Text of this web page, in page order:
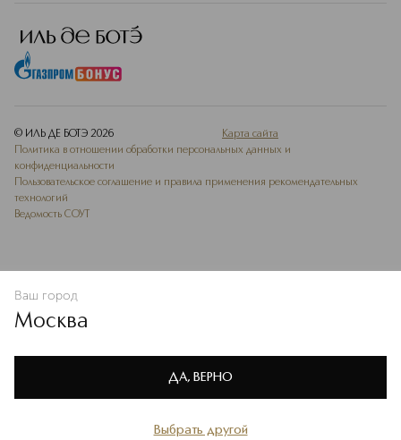
Политике конфиденциальности
© ИЛЬ ДЕ БОТЭ 2026
Карта сайта
Политика в отношении обработки персональных данных и
конфиденциальности
Пользовательское соглашение и правила применения рекомендательных
технологий
Ведомость СОУТ
Ваш город
Москва
Выбрать другой
ДА, ВЕРНО